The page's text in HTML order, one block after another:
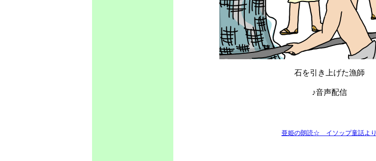
石を引き上げた漁師
♪音声配信
亜姫の朗読☆ イソップ童話より